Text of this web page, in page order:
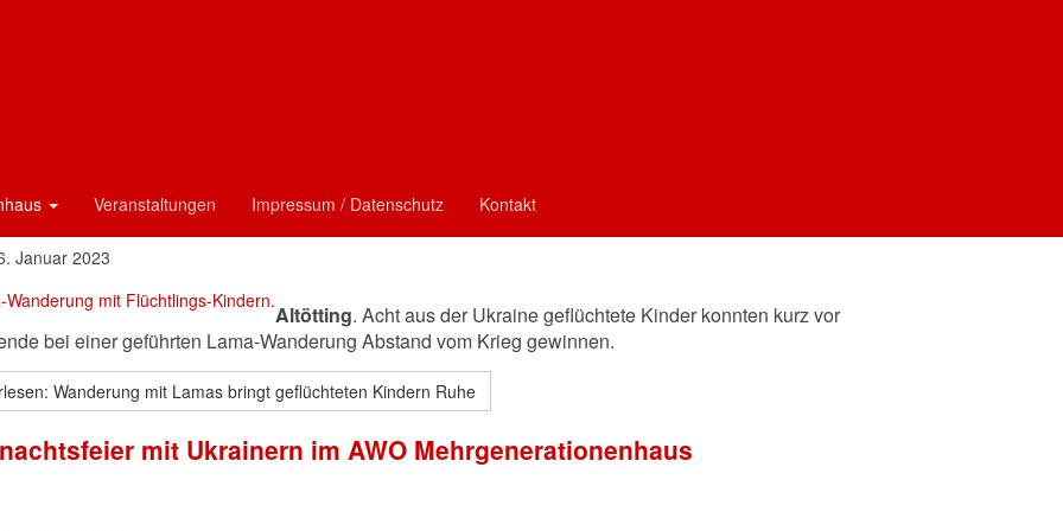
Veranstaltungen Impressum / Datenschutz Kontakt
Januar 2023
Altötting. Acht aus der Ukraine geflüchtete Kinder konnten kurz vor
bei einer geführten Lama-Wanderung Abstand vom Krieg gewinnen.
Wanderung mit Lamas bringt geflüchteten Kindern Ruhe
mit Ukrainern im AWO Mehrgenerationenhaus